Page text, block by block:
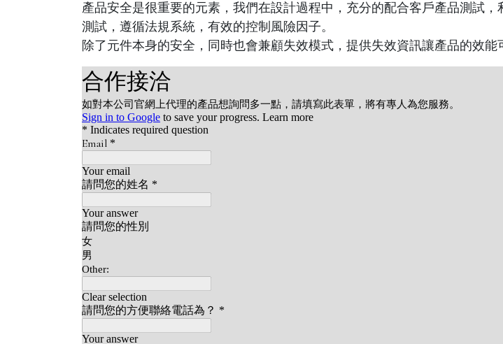
產品安全是很重要的元素，我們在設計過程中，充分的配合客戶產品測試
測試，遵循法規系統，有效的控制風險因子。
除了元件本身的安全，同時也會兼顧失效模式，提供失效資訊讓產品的效